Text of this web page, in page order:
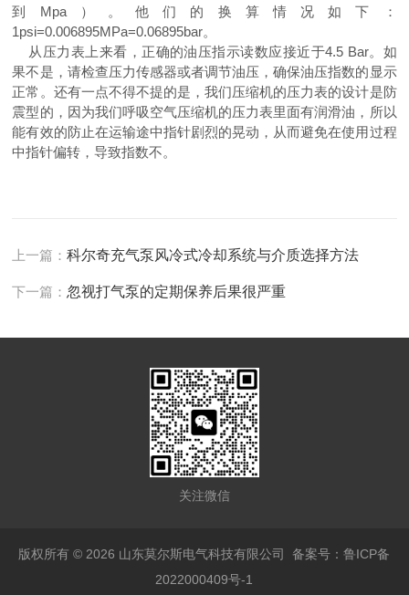
到Mpa）。他们的换算情况如下：
1psi=0.006895MPa=0.06895bar。
从压力表上来看，正确的油压指示读数应接近于4.5 Bar。如
果不是，请检查压力传感器或者调节油压，确保油压指数的显示
正常。还有一点不得不提的是，我们压缩机的压力表的设计是防
震型的，因为我们呼吸空气压缩机的压力表里面有润滑油，所以
能有效的防止在运输途中指针剧烈的晃动，从而避免在使用过程
中指针偏转，导致指数不。
上一篇：科尔奇充气泵风冷式冷却系统与介质选择方法
下一篇： 忽视打气泵的定期保养后果很严重
关注微信
版权所有 © 2026 山东莫尔斯电气科技有限公司备案号：鲁ICP备
2022000409号-1